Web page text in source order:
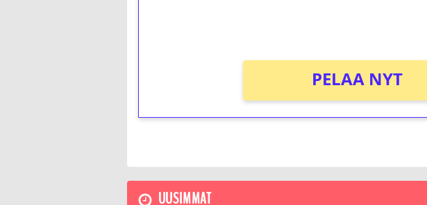
PELAA NYT
UUSIMMAT